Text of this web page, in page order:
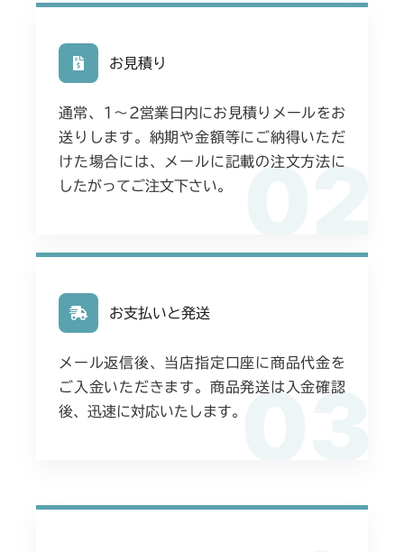
02
お見積り
通常、1〜2営業日内にお見積りメールをお
送りします。納期や金額等にご納得いただ
けた場合には、メールに記載の注文方法に
したがってご注文下さい。
03
お支払いと発送
メール返信後、当店指定口座に商品代金を
ご入金いただきます。商品発送は入金確認
後、迅速に対応いたします。